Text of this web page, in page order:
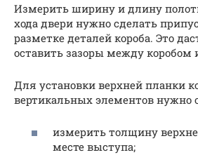
Измерить ширину и длину
хода двери нужно сделать
разметке деталей короба. Это
оставить зазоры между коробом
Для установки верхней планки
вертикальных элементов нужно
измерить толщину
месте выступа;